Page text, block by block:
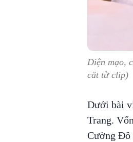
Diện mạo,
cắt từ clip)
Dưới bài
Trang.
Cường Đô